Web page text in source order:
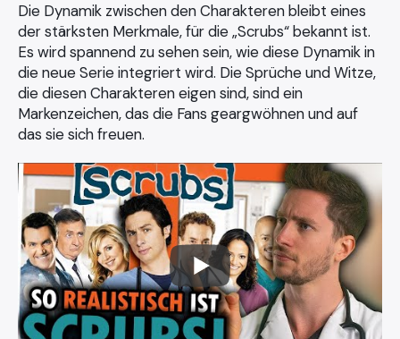
Die Dynamik zwischen den Charakteren bleibt eines
der stärksten Merkmale, für die „Scrubs“ bekannt ist.
Es wird spannend zu sehen sein, wie diese Dynamik in
die neue Serie integriert wird. Die Sprüche und Witze,
die diesen Charakteren eigen sind, sind ein
Markenzeichen, das die Fans geargwöhnen und auf
das sie sich freuen.